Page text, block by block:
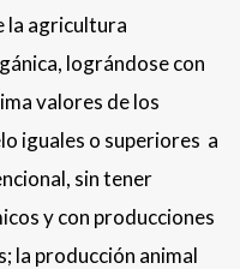
la agricultura
lográndose con
valores de los
iguales o superiores a
sin tener
y con producciones
la producción animal